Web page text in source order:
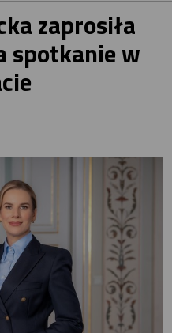
zaprosiła
spotkanie w